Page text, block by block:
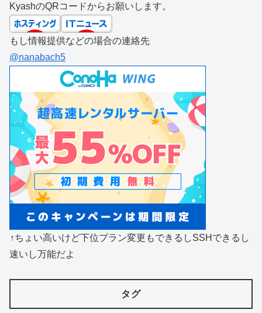
KyashのQRコードからお願いします。
もし情報提供などの場合の連絡先
@nanabach5
↑ちょい高いけど下位プラン変更もできるしSSHできるし
速いし万能だよ
タグ